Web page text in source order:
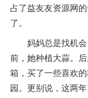
占了益友友资源网
了。
妈妈总是找机
前，她种植大蒜。
箱，买了一些喜欢
园。更别说，这两